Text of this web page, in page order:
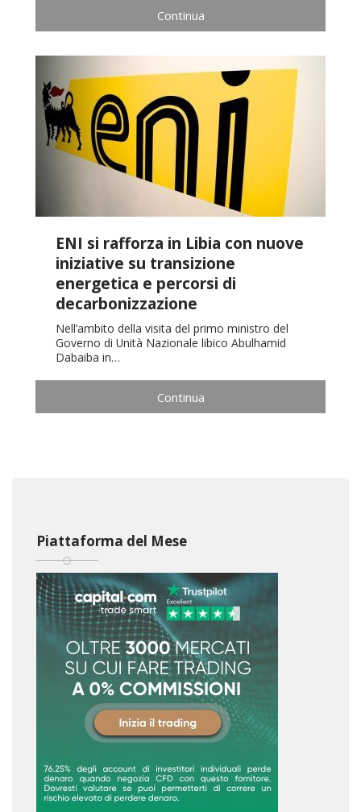
Continua
ENI si rafforza in Libia con nuove
iniziative su transizione
energetica e percorsi di
decarbonizzazione
Nell’ambito della visita del primo ministro del
Governo di Unità Nazionale libico Abulhamid
Dabaiba in…
Continua
Piattaforma del Mese